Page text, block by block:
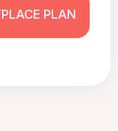
PLAN